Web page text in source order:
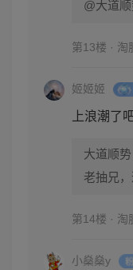
@大道
第13楼 · 淘
姬姬姬
上浪潮了
大道顺势
老抽兄
第14楼 · 淘
小燊燊y